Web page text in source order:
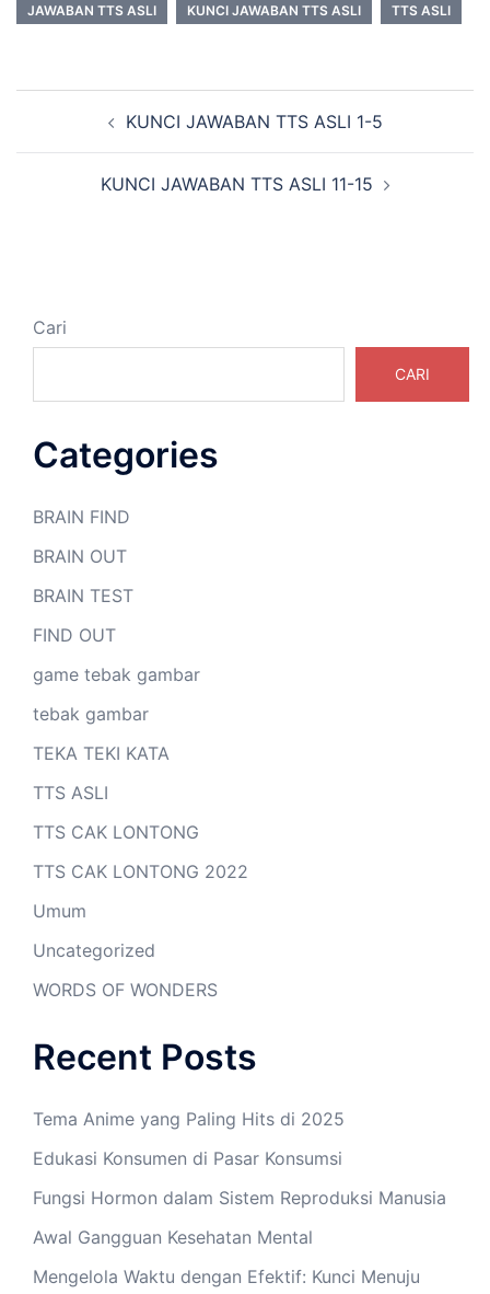
JAWABAN TTS ASLI KUNCI JAWABAN TTS ASLI TTS ASLI
Navigasi
Tulisan
KUNCI JAWABAN TTS ASLI 1-5
KUNCI JAWABAN TTS ASLI 11-15
Cari
CARI
Categories
BRAIN FIND
BRAIN OUT
BRAIN TEST
FIND OUT
game tebak gambar
tebak gambar
TEKA TEKI KATA
TTS ASLI
TTS CAK LONTONG
TTS CAK LONTONG 2022
Umum
Uncategorized
WORDS OF WONDERS
Recent Posts
Tema Anime yang Paling Hits di 2025
Edukasi Konsumen di Pasar Konsumsi
Fungsi Hormon dalam Sistem Reproduksi Manusia
Awal Gangguan Kesehatan Mental
Mengelola Waktu dengan Efektif: Kunci Menuju